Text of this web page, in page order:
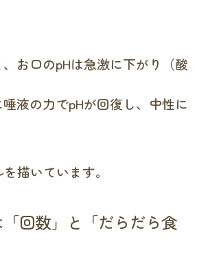
お口のpHは急激に下がり（酸
液の力でpHが回復し、中性に
描いています。
回数」と「だらだら食